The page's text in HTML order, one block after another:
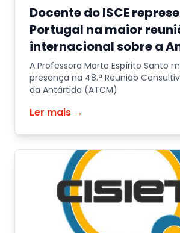
Docente do ISCE
Portugal na maior
internacional sobre a
A Professora Marta Espírito Santo
presença na 48.ª Reunião
da Antártida (ATCM)
Ler mais →